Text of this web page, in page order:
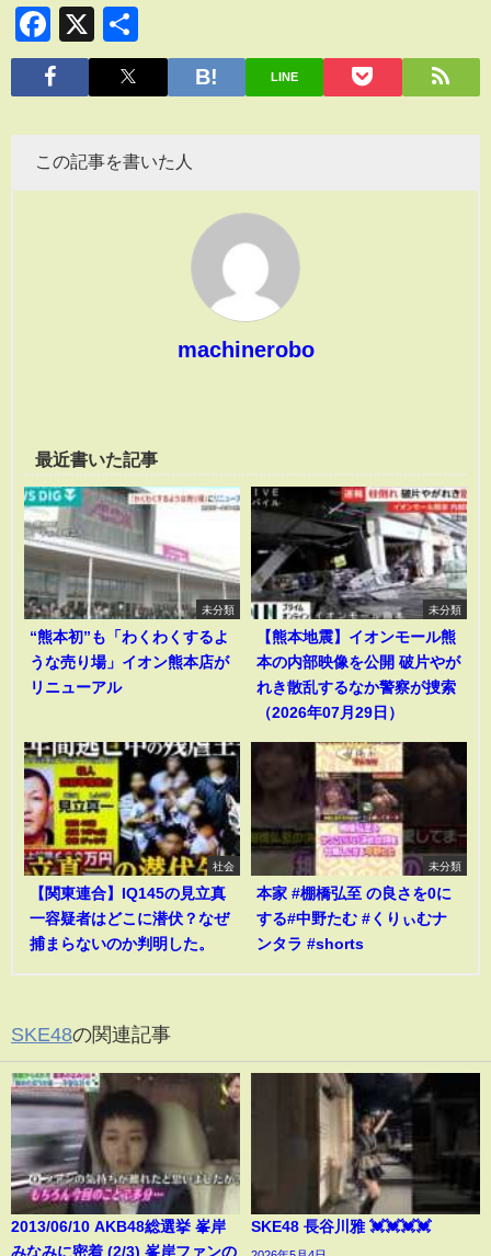
Facebook
X
有
LINE
この記事を書いた人
machinerobo
最近書いた記事
未分類
“熊本初”も「わくわくするよ
うな売り場」イオン熊本店が
リニューアル
未分類
【熊本地震】イオンモール熊
本の内部映像を公開 破片やが
れき散乱するなか警察が捜索
（2026年07月29日）
社会
【関東連合】IQ145の見立真
一容疑者はどこに潜伏？なぜ
捕まらないのか判明した。
未分類
本家 #棚橋弘至 の良さを0に
する#中野たむ #くりぃむナ
ンタラ #shorts
SKE48の関連記事
2013/06/10 AKB48総選挙 峯岸
みなみに密着 (2/3) 峯岸ファンの
SKE48 長谷川雅 💓💓💓💓